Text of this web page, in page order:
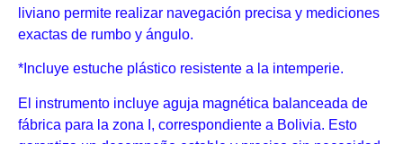
liviano permite realizar navegación precisa y mediciones
exactas de rumbo y ángulo.
*Incluye estuche plástico resistente a la intemperie.
El instrumento incluye aguja magnética balanceada de
fábrica para la zona I, correspondiente a Bolivia. Esto